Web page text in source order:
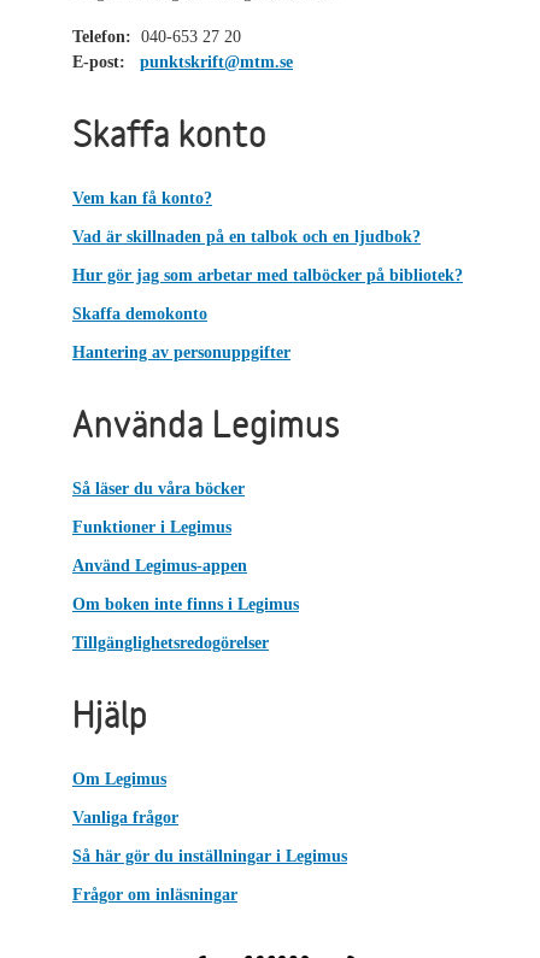
Telefon: 040-653 27 20
E-post:
punktskrift@mtm.se
Skaffa konto
Vem kan få konto?
Vad är skillnaden på en talbok och en ljudbok?
Hur gör jag som arbetar med talböcker på bibliotek?
Skaffa demokonto
Hantering av personuppgifter
Använda Legimus
Så läser du våra böcker
Funktioner i Legimus
Använd Legimus-appen
Om boken inte finns i Legimus
Tillgänglighetsredogörelser
Hjälp
Om Legimus
Vanliga frågor
Så här gör du inställningar i Legimus
Frågor om inläsningar